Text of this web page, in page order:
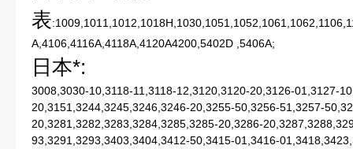
表
A,4106,4116A,4118A,4120A4200,5402D ,5406A;
日本*:
3008,3030-10,3118-11,3118-12,3120,3120-20,3126-01,3127-
20,3151,3244,3245,3246,3246-20,3255-50,3256-51,3257-
20,3281,3282,3283,3284,3285,3285-20,3286-
93,3291,3293,3403,3404,3412-50,3415-01,3416-